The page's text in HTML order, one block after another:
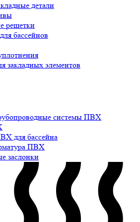
детали
решетки
бассейнов
закладных элементов
системы ПВХ
для бассейна
ПВХ
заслонки